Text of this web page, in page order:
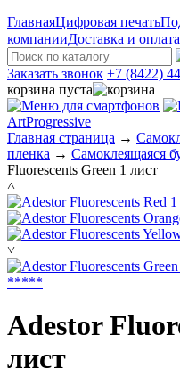
ГлавнаяЦифровая печать
компанииДоставка и оплата
Заказать звонок +7 (8422)
корзина пуста
ArtProgressive
Главная страница →
пленка → Самоклеящаяся
Fluorescents Green 1 лист
˄
˅
*****
Adestor
лист